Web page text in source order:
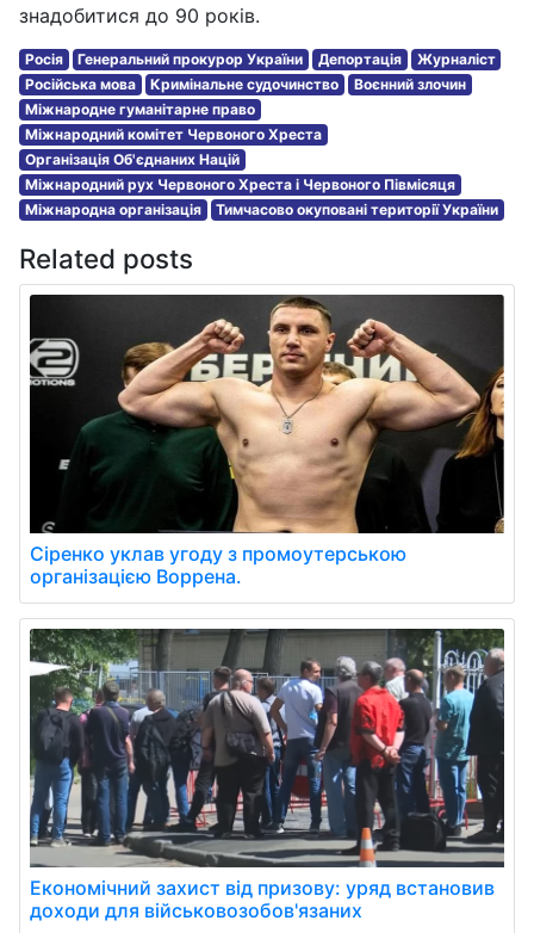
знадобитися до 90 років.
Росія Генеральний прокурор України Депортація
Журналіст
Російська мова
Кримінальне судочинство
Воєнний злочин
Міжнародне гуманітарне право
Міжнародний комітет Червоного Хреста
Організація Об'єднаних Націй
Міжнародний рух Червоного Хреста і Червоного Півмісяця
Міжнародна організація
Тимчасово окуповані території України
Related posts
Сіренко уклав угоду з промоутерською
організацією Воррена.
Економічний захист від призову: уряд встановив
доходи для військовозобов'язаних